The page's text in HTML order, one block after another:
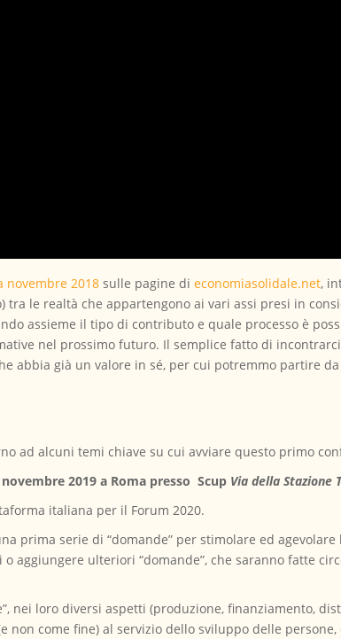
novembre 2018 sulle pagine dieconomiasolidale.net,
le realtà che appartengono ai vari assi presi in
assieme il tipo di contributo e quale processo è
nel prossimo futuro. Il semplice fatto di
abbia già un valore in sé, per cui potremmo partire
ad alcuni temi chiave su cui avviare questo primo
novembre 2019 a Roma presso Scup Via della Stazione
italiana per il Forum 2020.
prima serie di “domande” per stimolare ed
aggiungere ulteriori “domande”, che saranno fatte
nei loro diversi aspetti (produzione, finanziamento,
non come fine) al servizio dello sviluppo delle